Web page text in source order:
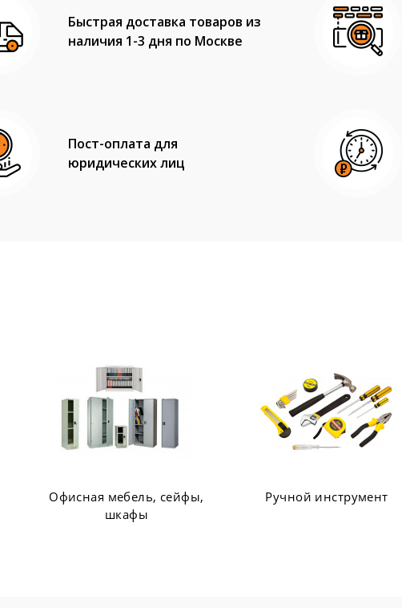
Быстрая доставка товаров из
наличия 1-3 дня по Москве
Пост-оплата для
юридических лиц
Ручной инструмент
Сетевое оборудование,